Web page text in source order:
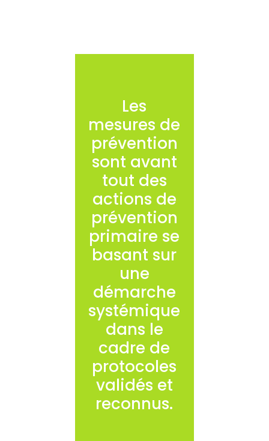
Les
mesures de
prévention
sont avant
tout des
actions de
prévention
primaire se
basant sur
une
démarche
systémique
dans le
cadre de
protocoles
validés et
reconnus.